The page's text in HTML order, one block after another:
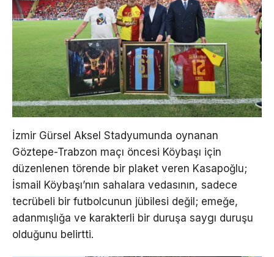
İzmir Gürsel Aksel Stadyumunda oynanan
Göztepe-Trabzon maçı öncesi Köybaşı için
düzenlenen törende bir plaket veren Kasapoğlu;
İsmail Köybaşı’nın sahalara vedasının, sadece
tecrübeli bir futbolcunun jübilesi değil; emeğe,
adanmışlığa ve karakterli bir duruşa saygı duruşu
olduğunu belirtti.